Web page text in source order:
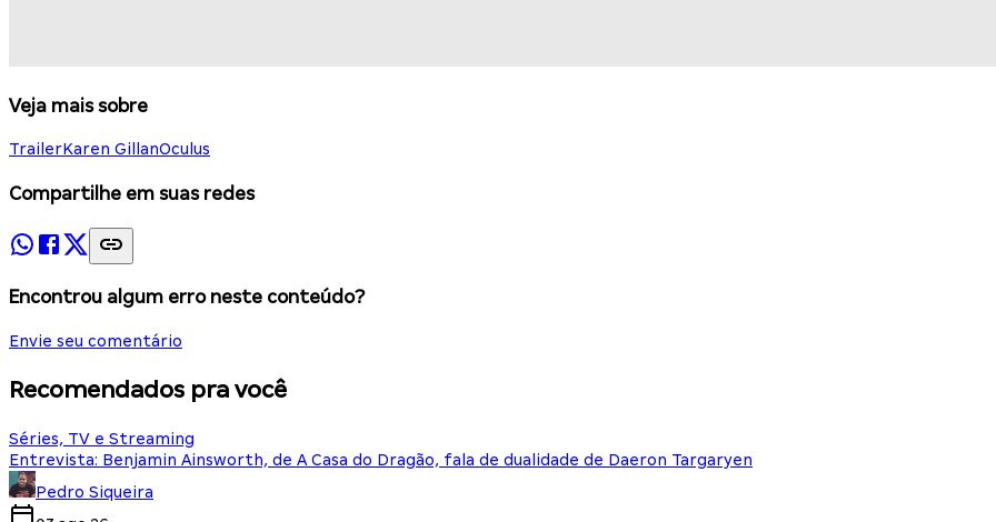
Veja mais sobre
TrailerKaren GillanOculus
Compartilhe em suas redes
Encontrou algum erro neste conteúdo?
Envie seu comentário
Recomendados pra você
Séries, TV e Streaming
Entrevista: Benjamin Ainsworth, de A Casa do Dragão, fala de dualidade de Daeron Targaryen
Pedro Siqueira